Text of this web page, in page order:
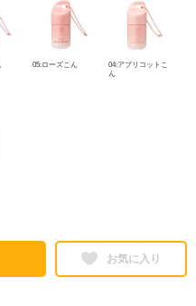
05:ローズこん
04:アプリコットこ
ん
お気に入り